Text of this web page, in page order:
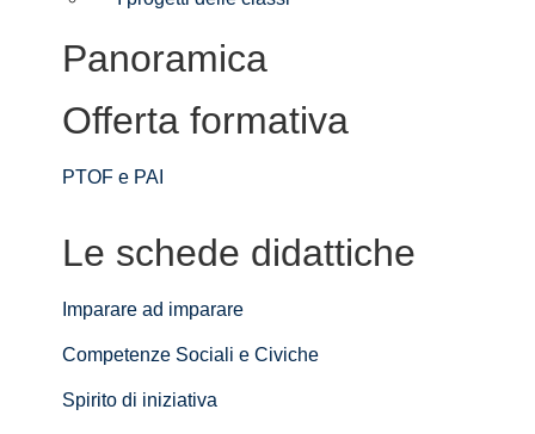
Panoramica
Offerta formativa
PTOF e PAI
Le schede didattiche
Imparare ad imparare
Competenze Sociali e Civiche
Spirito di iniziativa